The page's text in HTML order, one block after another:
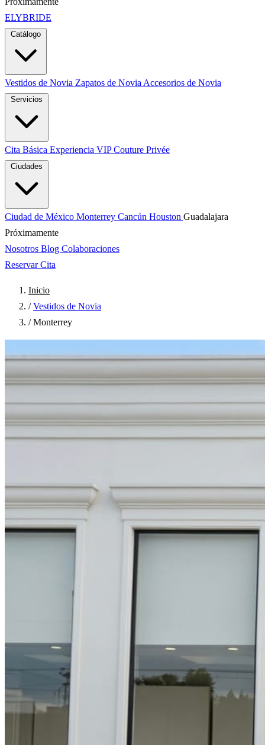
ELYBRIDE
Catálogo
Vestidos de Novia Zapatos de Novia Accesorios de Novia
Servicios
Cita Básica Experiencia VIPCouture Privée
Ciudades
Ciudad de México Monterrey Cancún Houston Guadalajara
Próximamente
Nosotros Blog Colaboraciones
Reservar Cita
Inicio
/ Vestidos de Novia
/ Monterrey